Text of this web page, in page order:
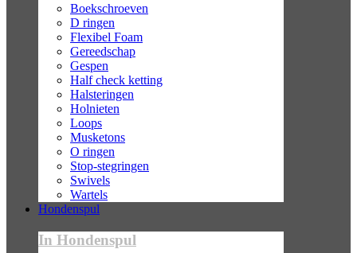
Boekschroeven
D ringen
Flexibel Foam
Gereedschap
Gespen
Half check ketting
Halsteringen
Holnieten
Loops
Musketons
O ringen
Stop-stegringen
Swivels
Wartels
Hondenspul
In Hondenspul